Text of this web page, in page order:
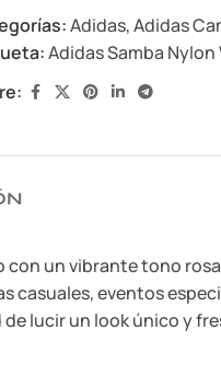
Adidas,Adidas
Adidas Samba Nylon
un vibrante tono
eventos
lucir un look único y